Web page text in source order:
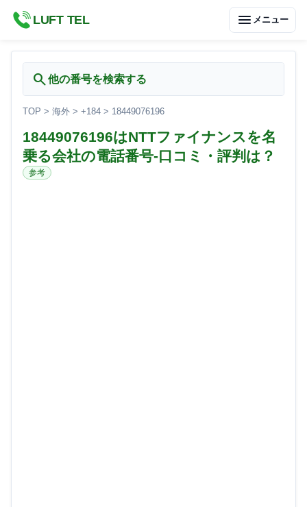
LUFT TEL menu メニュー
search 他の番号を検索する
TOP > 海外 > +184 > 18449076196
18449076196はNTTファイナンスを名
乗る会社の電話番号-口コミ・評判は？
参考